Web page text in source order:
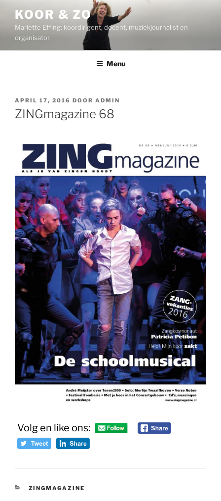
inhoud
KOOR & ZO
Mariette Effing: koordirigent, docent, muziekjournalist en
organisator.
Menu
GEPLAATST
OP
APRIL 17, 2016 DOOR ADMIN
ZINGmagazine 68
Volg en like ons:
CATEGORIEËN
ZINGMAGAZINE